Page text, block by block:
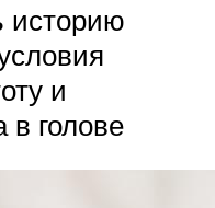
историю
и
в голове